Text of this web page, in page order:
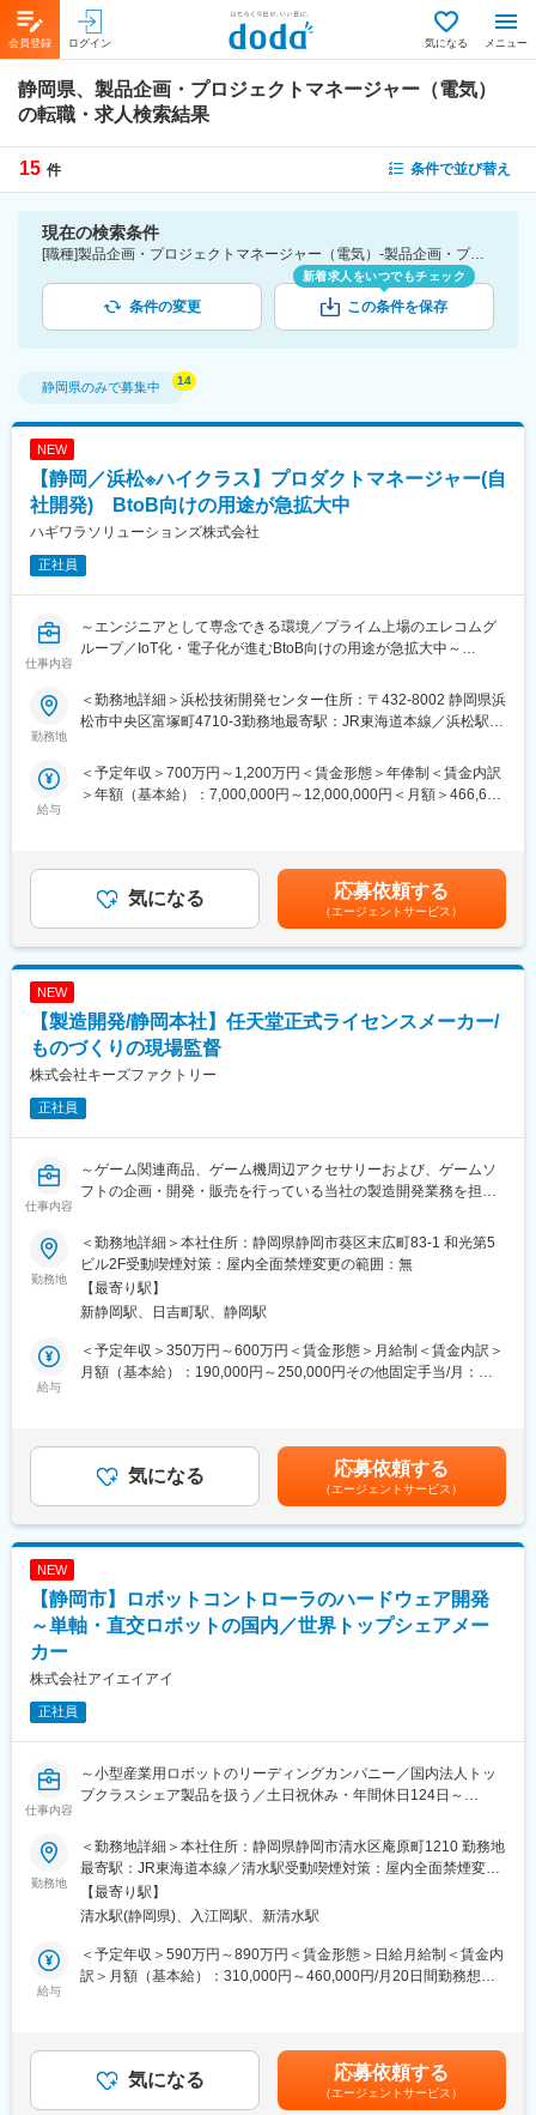
会員登録 ログイン 気になる メニュー
静岡県、製品企画・プロジェクトマネージャー（電気）
の転職・求人検索結果
15 件 条件で並び替え
現在の検索条件
[職種]製品企画・プロジェクトマネージャー（電気）-製品企画・プロジェクトマネージャー [勤務地]静岡県
条件の変更
新着求人をいつでもチェック
この条件を保存
静岡県のみで募集中
NEW
【静岡／浜松※ハイクラス】プロダクトマネージャー(自
社開発) BtoB向けの用途が急拡大中
ハギワラソリューションズ株式会社
正社員
仕事内容
～エンジニアとして専念できる環境／プライム上場のエレコムグ
ループ／IoT化・電子化が進むBtoB向けの用途が急拡大中～
■業務内容：
SSD、USB、SDカードなど自社ストレージ製品の新規企画から量
【具体的には】
・社内FW／HW／評価チームとの仕様・スケジュール調整(台湾現
地駐在スタッフと連携)
・製品ライフサイクル管理（市場導入～改版・EOL対応）
・海外開発パートナーとの技術・進捗連携
当社の強みは、製品開発～生産までの一貫した技術の蓄積と向上
にあります。社会インフラや大型生産設備をはじめとする長期間
の使用・安定稼働を求めるお客様からのニーズに応え、高い信頼
性と耐久性に拘った製品力により産業機器向けSSD販売台数国内
トップクラスの実績に繋がっています。
勤務地
＜勤務地詳細＞浜松技術開発センター住所：〒432-8002 静岡県浜
松市中央区富塚町4710-3勤務地最寄駅：JR東海道本線／浜松駅受
給与
＜予定年収＞700万円～1,200万円＜賃金形態＞年俸制＜賃金内訳
＞年額（基本給）：7,000,000円～12,000,000円＜月額＞466,666
1回賃金はあくまでも目安の金額であり、選考を通じて上下する可
能性があります。月給(月額)は固定手当を含めた表記です。
気になる 応募依頼する
（エージェントサービス）
NEW
【製造開発/静岡本社】任天堂正式ライセンスメーカー/
ものづくりの現場監督
株式会社キーズファクトリー
正社員
仕事内容
～ゲーム関連商品、ゲーム機周辺アクセサリーおよび、ゲームソ
フトの企画・開発・販売を行っている当社の製造開発業務を担っ
※業務内容詳細はこちら https://keysfactory.studio.site/recruitN
■業務概要：
「ものづくりの現場監督」的ポジションで、実務・現場判断が多
く、技術とマネジメントの両立が求められます！
〇品質基準の策定および品質保証体制の構築
〇生産工程設計、コスト管理、スケジュール管理
〇国内外協力会社との折衝・技術調整・関係構築
でを一貫して担当します。コスト・品質・納期など多角的な視点
から実現可能性を検証し、最適な商品仕様および製造方法を立
施。課題抽出と改良を重ね、量産を見据えた品質基準を策定しま
す。協力会社と基準を共有し、安定した品質保証体制を構築しま
造スケジュールの統括を担当。国内外協力会社との技術調整・折
衝を行い、現場確認を含めた事実に基づく判断でプロジェクトを
・また既存製品に対しても、素材変更や工程見直し、新技術導入
を通じた継続的な改善を行い、コストダウンと納期短縮を図り、
競争力のあるものづくりを実現します。
■当社について：
・ゲーム業界に限らず、様々なエンターテインメントコンテンツ
を生み出し、世界中の人々に喜びを与えることを最終ビジョンと
外のビジネスも積極的に挑戦していきたいと考えており、特に、
弊社オリジナル商品の開発により一層力を入れていく予定です。
・機能性や安全性もさることながら、まずデザインに魅力を感じ
勤務地
＜勤務地詳細＞本社住所：静岡県静岡市葵区末広町83-1 和光第5
ビル2F受動喫煙対策：屋内全面禁煙変更の範囲：無
【最寄り駅】
新静岡駅、日吉町駅、静岡駅
給与
＜予定年収＞350万円～600万円＜賃金形態＞月給制＜賃金内訳＞
月額（基本給）：190,000円～250,000円その他固定手当/月：
でも目安の金額であり、選考を通じて上下する可能性がありま
す。月給(月額)は固定手当を含めた表記です。
気になる 応募依頼する
（エージェントサービス）
NEW
【静岡市】ロボットコントローラのハードウェア開発
～単軸・直交ロボットの国内／世界トップシェアメー
カー
株式会社アイエイアイ
正社員
仕事内容
～小型産業用ロボットのリーディングカンパニー／国内法人トッ
プクラスシェア製品を扱う／土日祝休み・年間休日124日～
■採用背景
事業拡大に伴う増員での採用を行っております。
■業務内容
ロボットコントローラーのハードウェア開発をお任せいたしま
す。
・商品開発、仕様開発
■当ポジションの魅力
スタッフ間でレビュー／議論を繰り返しながら、新製品に、自身
のアイデアを組み込むことができます。
勤務地
＜勤務地詳細＞本社住所：静岡県静岡市清水区庵原町1210 勤務地
最寄駅：JR東海道本線／清水駅受動喫煙対策：屋内全面禁煙変更
の範囲：本文参照
【最寄り駅】
清水駅(静岡県)、入江岡駅、新清水駅
給与
＜予定年収＞590万円～890万円＜賃金形態＞日給月給制＜賃金内
訳＞月額（基本給）：310,000円～460,000円/月20日間勤務想定
給：年1回（5月）※過去実績3.9％（2025年）■賞与：年2回（7
月・12月）※基本給の4.5ヶ月～（業績・評価対象期間の勤続・評
価による） 別途、業績に基づき決算賞与を支給賃金はあくま
気になる 応募依頼する
（エージェントサービス）